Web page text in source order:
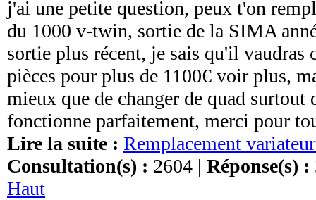
j'ai une petite question, peux t'on
du 1000 v-twin, sortie de la SIMA
sortie plus récent, je sais qu'il vaudras
pièces pour plus de 1100€ voir plus,
mieux que de changer de quad surtout
fonctionne parfaitement, merci pour
Lire la suite : Remplacement
Consultation(s) : 2604 | Réponse(s) :
Haut